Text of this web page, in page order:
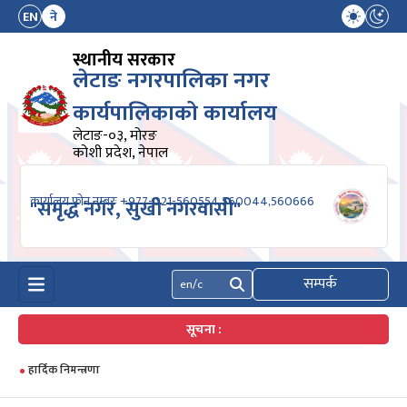
EN ने
स्थानीय सरकार
लेटाङ नगरपालिका नगर
कार्यपालिकाको कार्यालय
लेटाङ-०३, मोरङ
कोशी प्रदेश, नेपाल
कार्यालय फोन नम्बरः +977-021-560554,560044,560666
"समृद्ध नगर, सुखी नगरवासी"
खोज्नुहोस् सम्पर्क
सूचना :
हार्दिक निमन्त्रणा